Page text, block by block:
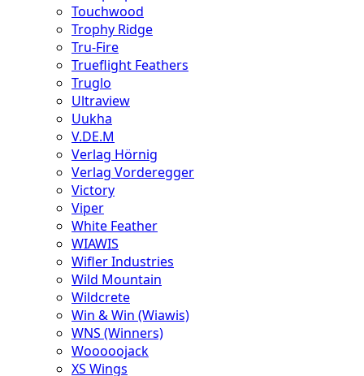
Touchwood
Trophy Ridge
Tru-Fire
Trueflight Feathers
Truglo
Ultraview
Uukha
V.DE.M
Verlag Hörnig
Verlag Vorderegger
Victory
Viper
White Feather
WIAWIS
Wifler Industries
Wild Mountain
Wildcrete
Win & Win (Wiawis)
WNS (Winners)
Wooooojack
XS Wings